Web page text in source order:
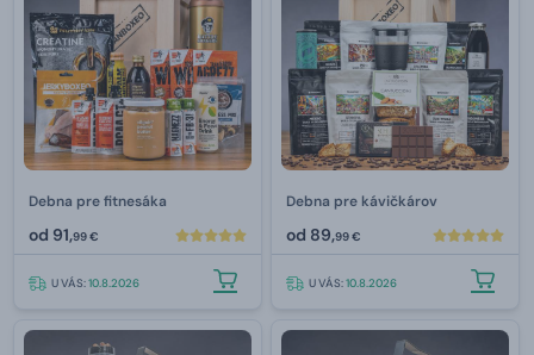
Debna pre fitnesáka
od 91,99 €
U VÁS:10.8.2026
Debna pre kávičkárov
od 89,99 €
U VÁS:10.8.2026